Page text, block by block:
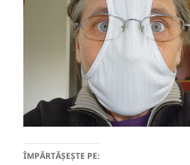
ÎMPĂRTĂȘEȘTE PE: